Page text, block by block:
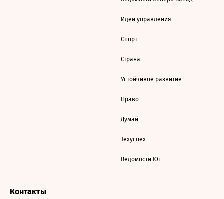
Идеи управления
Спорт
Страна
Устойчивое развитие
Право
Думай
Техуспех
Ведомости Юг
Контакты